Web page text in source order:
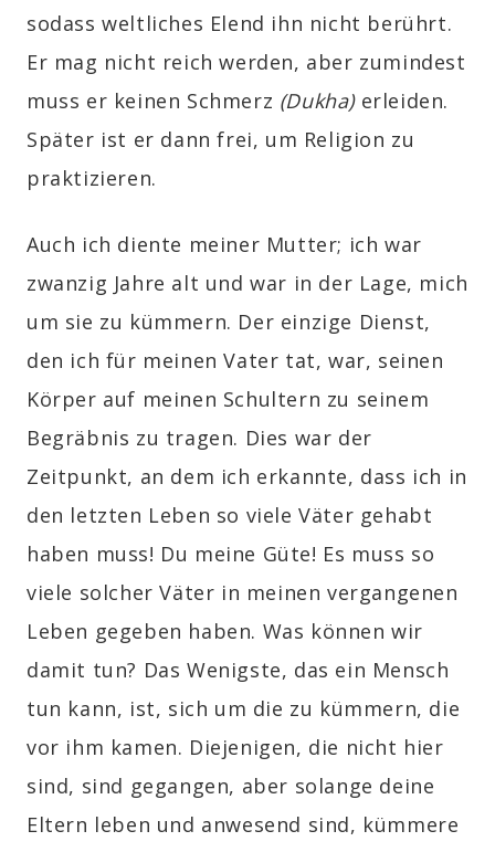
sodass weltliches Elend ihn nicht berührt.
Er mag nicht reich werden, aber zumindest
muss er keinen Schmerz (Dukha)erleiden.
Später ist er dann frei, um Religion zu
praktizieren.
Auch ich diente meiner Mutter; ich war
zwanzig Jahre alt und war in der Lage, mich
um sie zu kümmern. Der einzige Dienst,
den ich für meinen Vater tat, war, seinen
Körper auf meinen Schultern zu seinem
Begräbnis zu tragen. Dies war der
Zeitpunkt, an dem ich erkannte, dass ich in
den letzten Leben so viele Väter gehabt
haben muss! Du meine Güte! Es muss so
viele solcher Väter in meinen vergangenen
Leben gegeben haben. Was können wir
damit tun? Das Wenigste, das ein Mensch
tun kann, ist, sich um die zu kümmern, die
vor ihm kamen. Diejenigen, die nicht hier
sind, sind gegangen, aber solange deine
Eltern leben und anwesend sind, kümmere